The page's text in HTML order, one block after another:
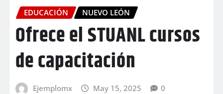
EDUCACIÓN NUEVO LEÓN
Ofrece el STUANL cursos
de capacitación
Ejemplomx May 15, 2025 0